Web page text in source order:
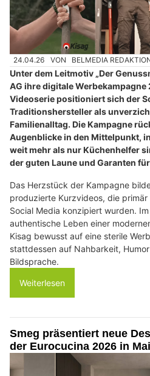
24.04.26 VON BELMEDIA
Unter dem Leitmotiv „Der
AG ihre digitale
Videoserie positioniert sich der
Traditionshersteller als
Familienalltag. Die Kampagne
Augenblicke in den Mittelpunkt,
weit mehr als nur Küchenhelfer
der guten Laune und Garanten
Das Herzstück der Kampagne
produzierte Kurzvideos, die
Social Media konzipiert wurden.
authentische Leben einer
Kisag bewusst auf eine sterile
stattdessen auf Nahbarkeit,
Bildsprache.
Weiterlesen
Smeg präsentiert neue
der Eurocucina 2026 in